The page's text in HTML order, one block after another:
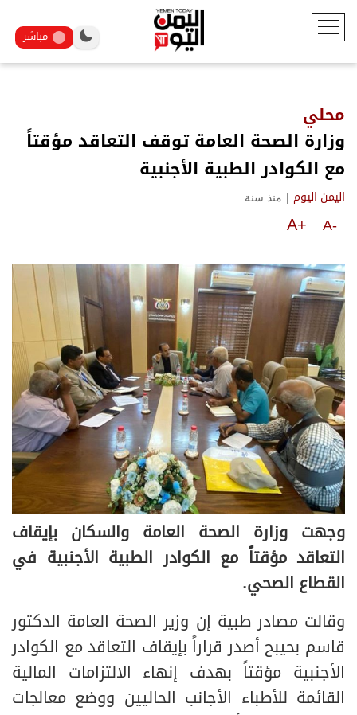
مباشر
محلي
وزارة الصحة العامة توقف التعاقد مؤقتاً
مع الكوادر الطبية الأجنبية
اليمن اليوم | منذ سنة
A-
A+
وجهت وزارة الصحة العامة والسكان بإيقاف
التعاقد مؤقتاً مع الكوادر الطبية الأجنبية في
القطاع الصحي.
وقالت مصادر طبية إن وزير الصحة العامة الدكتور
قاسم بحيبح أصدر قراراً بإيقاف التعاقد مع الكوادر
الأجنبية مؤقتاً بهدف إنهاء الالتزامات المالية
القائمة للأطباء الأجانب الحاليين ووضع معالجات